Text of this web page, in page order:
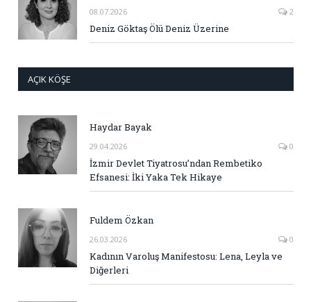
08.07.2026 2
Deniz Göktaş Ölü Deniz Üzerine
AÇIK KÖŞE
Haydar Bayak
29.04.2026 0
İzmir Devlet Tiyatrosu’ndan Rembetiko
Efsanesi: İki Yaka Tek Hikaye
Fuldem Özkan
26.03.2026 0
Kadının Varoluş Manifestosu: Lena, Leyla ve
Diğerleri